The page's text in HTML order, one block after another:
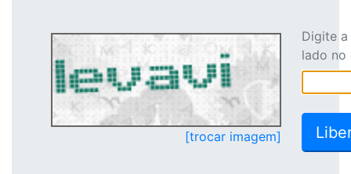
[trocar imagem]
Digite
lado no